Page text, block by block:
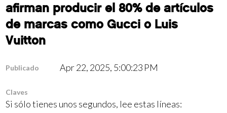
afirman producir el 80% de artículos
de marcas como Gucci o Luis
Vuitton
Publicado Apr 22, 2025, 5:00:23 PM
Claves
Si sólo tienes unos segundos, lee estas líneas: